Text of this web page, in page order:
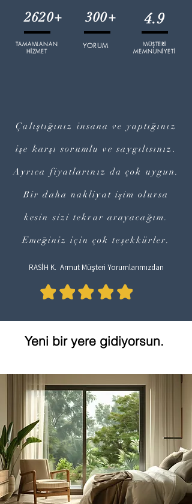
2620+
TAMAMLANAN
HİZMET
300+ 4.9
YORUM
MÜŞTERİ
MEMNUNİYETİ
Çalıştığınız insana ve yaptığınız
işe karşı sorumlu ve saygılısınız.
Ayrıca fiyatlarınız da çok uygun.
Bir daha nakliyat işim olursa
kesin sizi tekrar arayacağım.
Emeğiniz için çok teşekkürler.
RASİH K. Armut Müşteri Yorumlarımızdan
Yeni bir yere gidiyorsun.